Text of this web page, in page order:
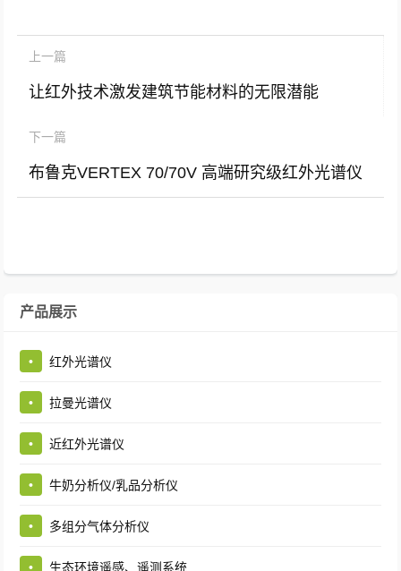
上一篇
让红外技术激发建筑节能材料的无限潜能
下一篇
布鲁克VERTEX 70/70V 高端研究级红外光谱仪
产品展示
• 红外光谱仪
• 拉曼光谱仪
• 近红外光谱仪
• 牛奶分析仪/乳品分析仪
• 多组分气体分析仪
• 生态环境遥感、遥测系统